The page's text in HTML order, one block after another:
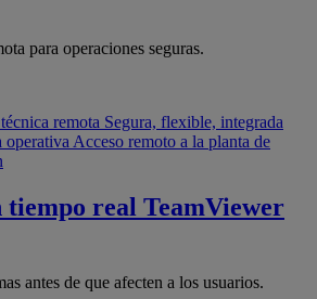
para operaciones seguras.
remota Segura, flexible, integrada
operativa Acceso remoto a la planta de
tiempo real TeamViewer
antes de que afecten a los usuarios.